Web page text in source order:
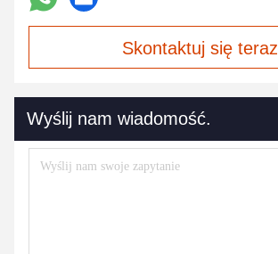
Skontaktuj się teraz
Wyślij nam wiadomość.